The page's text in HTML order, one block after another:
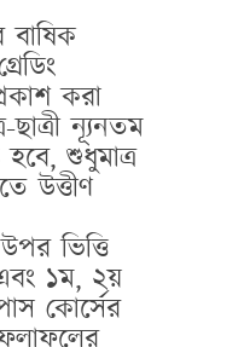
করা
ন্যূনতম
শুধুমাত্র
উত্তীণ
ভিত্তি
১ম, ২য়
কোর্সের